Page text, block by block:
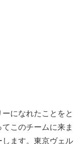
になれたことをと
このチームに来ま
ます。東京ヴェル